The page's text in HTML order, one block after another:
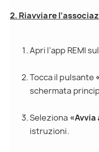
2. Riavviare
Apri l’app REMI
Tocca il pulsante
schermata
Seleziona
istruzioni.